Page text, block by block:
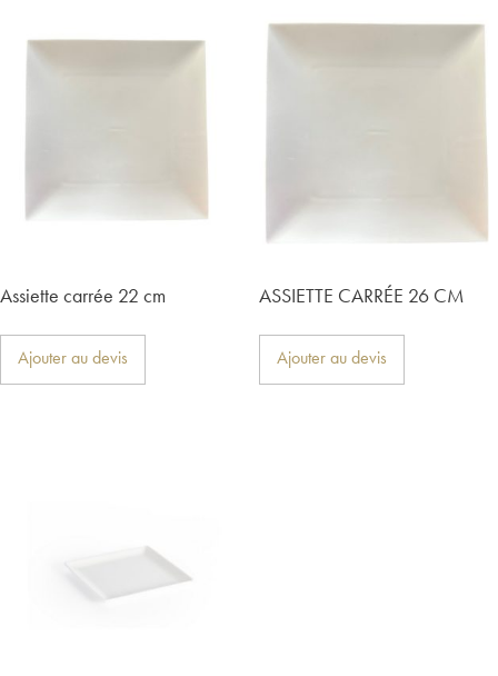
Assiette carrée 22 cm
Ajouter au devis
ASSIETTE CARRÉE 26 CM
Ajouter au devis